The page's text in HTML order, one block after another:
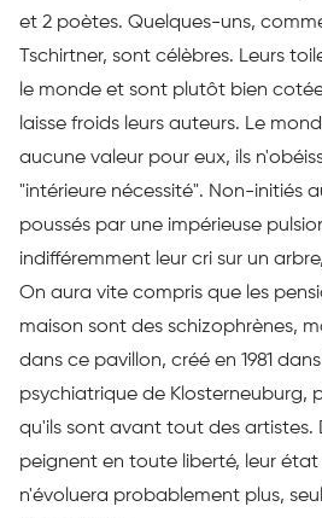
et 2 poètes. Quelques-uns,
Tschirtner, sont célèbres. Leurs
le monde et sont plutôt bien
laisse froids leurs auteurs. Le
aucune valeur pour eux, ils
"intérieure nécessité". Non-initiés
poussés par une impérieuse
indifféremment leur cri sur un
On aura vite compris que les
maison sont des schizophrènes,
dans ce pavillon, créé en 1981
psychiatrique de Klosterneuburg,
qu'ils sont avant tout des artistes.
peignent en toute liberté, leur état
n'évoluera probablement plus,